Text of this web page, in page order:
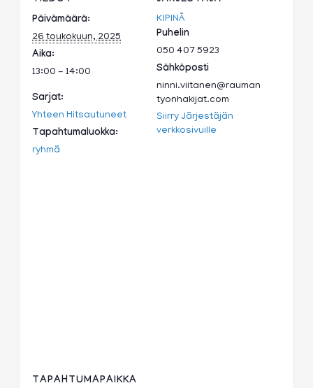
Päivämäärä:
26 toukokuun, 2025
Aika:
13:00 - 14:00
Sarjat:
Yhteen Hitsautuneet
Tapahtumaluokka:
ryhmä
KIPINÄ
Puhelin
050 407 5923
Sähköposti
ninni.viitanen@rauman
tyonhakijat.com
Siirry Järjestäjän
verkkosivuille
TAPAHTUMAPAIKKA